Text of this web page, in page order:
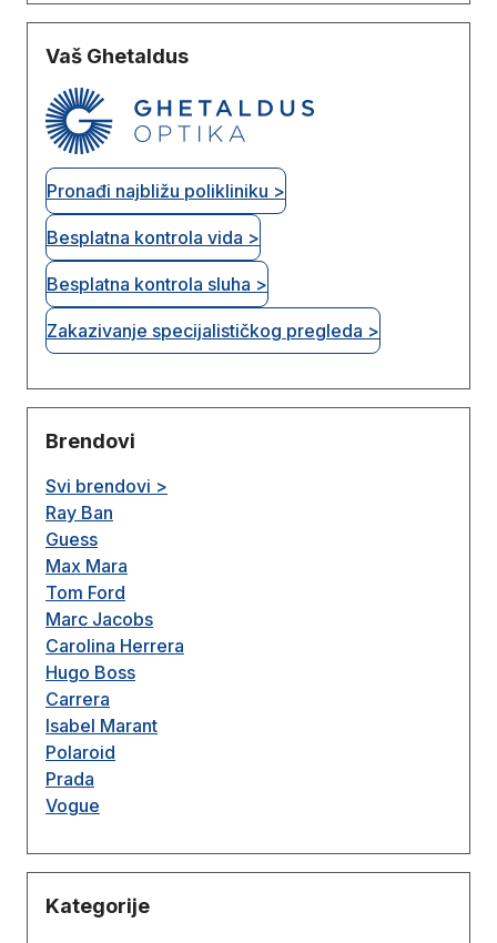
Vaš Ghetaldus
Pronađi najbližu polikliniku >
Besplatna kontrola vida >
Besplatna kontrola sluha >
Zakazivanje specijalističkog pregleda >
Brendovi
Svi brendovi >
Ray Ban
Guess
Max Mara
Tom Ford
Marc Jacobs
Carolina Herrera
Hugo Boss
Carrera
Isabel Marant
Polaroid
Prada
Vogue
Kategorije